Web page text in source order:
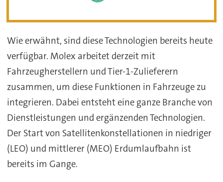
Wie erwähnt, sind diese Technologien bereits heute
verfügbar. Molex arbeitet derzeit mit
Fahrzeugherstellern und Tier-1-Zulieferern
zusammen, um diese Funktionen in Fahrzeuge zu
integrieren. Dabei entsteht eine ganze Branche von
Dienstleistungen und ergänzenden Technologien.
Der Start von Satellitenkonstellationen in niedriger
(LEO) und mittlerer (MEO) Erdumlaufbahn ist
bereits im Gange.